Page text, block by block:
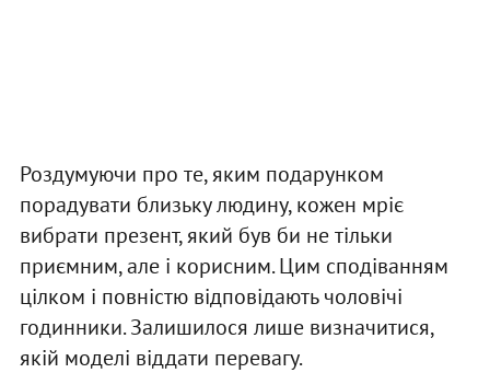
Роздумуючи про те, яким подарунком
порадувати близьку людину, кожен мріє
вибрати презент, який був би не тільки
приємним, але і корисним. Цим сподіванням
цілком і повністю відповідають чоловічі
годинники. Залишилося лише визначитися,
якій моделі віддати перевагу.